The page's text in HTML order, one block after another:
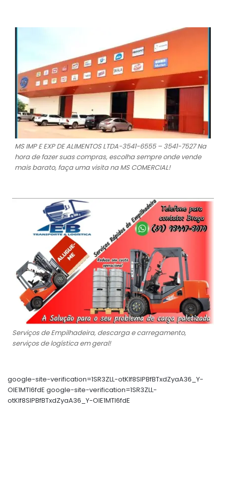
MS IMP E EXP DE ALIMENTOS LTDA-3541-6555 – 3541-7527 Na
hora de fazer suas compras, escolha sempre onde vende
mais barato, faça uma visita na MS COMERCIAL!
Serviços de Empilhadeira, descarga e carregamento,
serviços de logística em geral!
google-site-verification=1SR3ZLL-otKIf8SlPBfBTxdZyaA36_Y-
OIE1MTl6fdE google-site-verification=1SR3ZLL-
otKIf8SlPBfBTxdZyaA36_Y-OIE1MTl6fdE